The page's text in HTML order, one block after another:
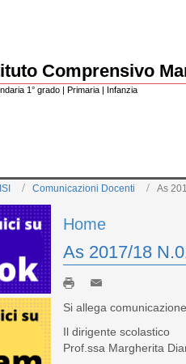
Comprensivo
1° grado | Primaria | Infanzia
Comunicazioni Docenti As
Home
As 2017/18
Si allega
Il dirigente scolastico
Prof.ssa Margherita